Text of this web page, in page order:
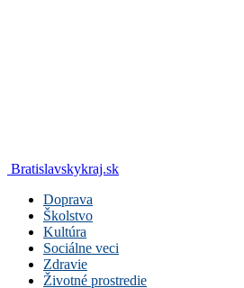
Bratislavskykraj.sk
Doprava
Školstvo
Kultúra
Sociálne veci
Zdravie
Životné prostredie